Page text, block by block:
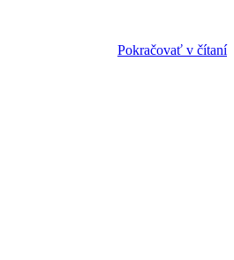
Pokračovať v čítaní